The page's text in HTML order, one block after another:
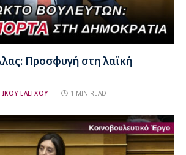
Προσφυγή στη λαϊκή
ΕΛΕΓΧΟΥ 1 MIN READ